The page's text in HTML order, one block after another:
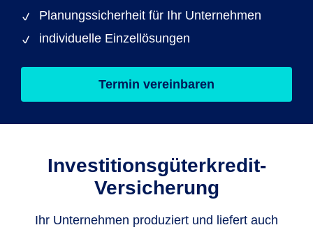
Planungssicherheit für Ihr Unternehmen
individuelle Einzellösungen
Termin vereinbaren
Investitionsgüterkredit-
Versicherung
Ihr Unternehmen produziert und liefert auch